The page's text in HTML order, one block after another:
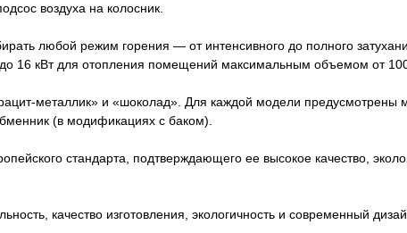
воздуха на колосник.
любой режим горения — от интенсивного до полного
16 кВт для отопления помещений максимальным объемом от 100
металлик» и «шоколад». Для каждой модели предусмотрены
(в модификациях с баком).
стандарта, подтверждающего ее высокое качество,
качество изготовления, экологичность и современный